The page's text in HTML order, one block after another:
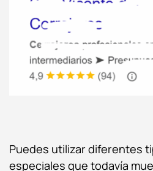
Puedes utilizar diferentes
especiales que todavía